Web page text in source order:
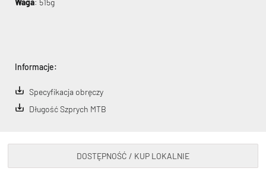
Waga: 515g
Informacje:
Specyfikacja obręczy
Długość Szprych MTB
DOSTĘPNOŚĆ / KUP LOKALNIE